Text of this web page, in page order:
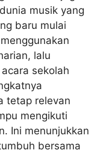
musik yang
baru mulai
lalu
sekolah
tetap relevan
mengikuti
Ini menunjukkan
bersama